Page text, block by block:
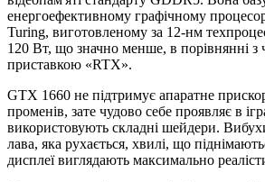
енергоефективному графічному
Turing, виготовленому за 12-нм
120 Вт, що значно менше, в порівнянні з
приставкою «RTX».
GTX 1660 не підтримує апаратне
променів, зате чудово себе проявляє в
використовують складні шейдери.
лава, яка рухається, хвилі, що
дисплеї виглядають максимально